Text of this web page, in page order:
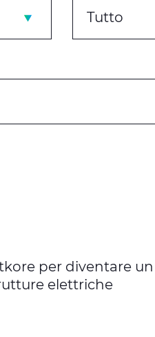
Tutto
per diventare
elettriche